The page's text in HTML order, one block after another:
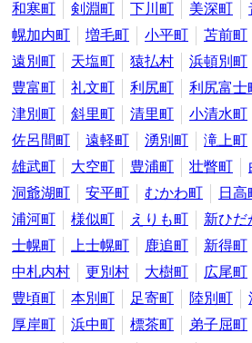
和寒町
剣淵町 下川町 美深町
幌加内町
増毛町 小平町 苫前町
遠別町
天塩町 猿払村 浜頓別町
豊富町
礼文町 利尻町 利尻富士
津別町
斜里町 清里町 小清水町
佐呂間町
遠軽町 湧別町 滝上町
雄武町
大空町 豊浦町 壮瞥町
洞爺湖町
安平町 むかわ町 日高
浦河町
様似町 えりも町 新ひだ
士幌町
上士幌町 鹿追町 新得町
中札内村
更別村 大樹町 広尾町
豊頃町
本別町 足寄町 陸別町
厚岸町
浜中町 標茶町 弟子屈町